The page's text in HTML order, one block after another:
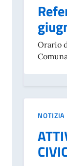
Orario
NOTIZIA